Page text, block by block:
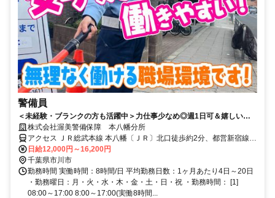
警備員
＜未経験・ブランクの方も活躍中＞力仕事少なめ◎週1日可＆嬉しい日
給日払い♪入社祝い金3万円支給◎
株式会社渥美警備保障 本八幡分所
アクセス ＪＲ総武本線 本八幡〔ＪＲ〕北口徒歩約2分、都営新宿線
本八幡〔新宿線〕A4a口徒歩約3分、京成本線 京成八幡出口3徒歩約4
分
日給12,000円～16,200円
千葉県市川市
勤務時間 実働時間：8時間/日 平均勤務日数：1ヶ月あたり4日～20日
・勤務曜日：月・火・水・木・金・土・日・祝 ・勤務時間： [1]
08:00～17:00 8:00～17:00(実働8時間...